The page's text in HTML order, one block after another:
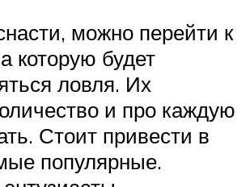
можно перейти к
которую будет
ловля. Их
и про каждую
Стоит привести в
популярные.